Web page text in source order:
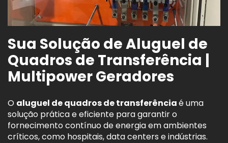
Sua Solução de Aluguel de
Quadros de Transferência |
Multipower Geradores
O aluguel de quadros de transferênciaé uma
solução prática e eficiente para garantir o
fornecimento contínuo de energia em ambientes
críticos, como hospitais, data centers e indústrias.